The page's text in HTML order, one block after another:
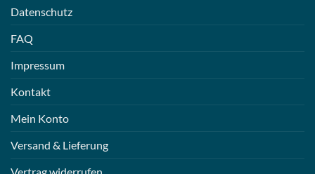
Datenschutz
FAQ
Impressum
Kontakt
Mein Konto
Versand & Lieferung
Vertrag widerrufen